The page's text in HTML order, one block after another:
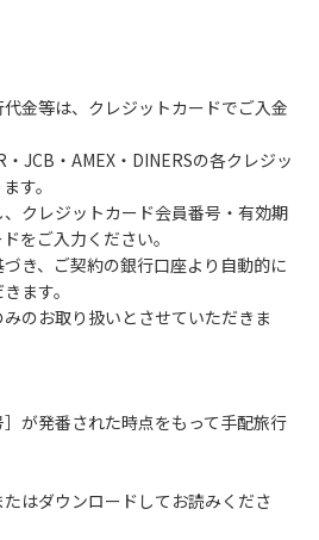
ステーションに出してください。
ます。
の直火による焚き火、キャンプフ
、テントサウナの設置
れる歴舟川は、上流で雨が降ると短
でいると大変危険な状態になりや
人が流される事故が数件起きてい
プを張らない。
川原で遊ばない。
ャンプ場で雨が降らなくても、上
ことがあるので、水の濁りに注意
直ちに川原での遊びを中止する。
や地元住民から川についての注意
金等は、クレジットカードでご入金
・JCB・AMEX・DINERSの各クレジッ
す。
クレジットカード会員番号・有効期
をご入力ください。
き、ご契約の銀行口座より自動的に
ます。
のお取り扱いとさせていただきま
が発番された時点をもって手配旅行
はダウンロードしてお読みくださ